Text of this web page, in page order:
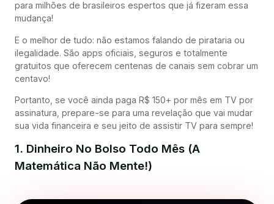
para milhões de brasileiros espertos que já fizeram essa
mudança!
E o melhor de tudo: não estamos falando de pirataria ou
ilegalidade. São apps oficiais, seguros e totalmente
gratuitos que oferecem centenas de canais sem cobrar um
centavo!
Portanto, se você ainda paga R$ 150+ por mês em TV por
assinatura, prepare-se para uma revelação que vai mudar
sua vida financeira e seu jeito de assistir TV para sempre!
1. Dinheiro No Bolso Todo Mês (A
Matemática Não Mente!)